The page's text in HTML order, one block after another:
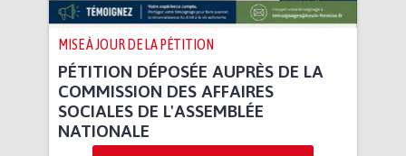
MISE À JOUR DE LA PÉTITION
PÉTITION DÉPOSÉE AUPRÈS DE LA
COMMISSION DES AFFAIRES
SOCIALES DE L'ASSEMBLÉE
NATIONALE